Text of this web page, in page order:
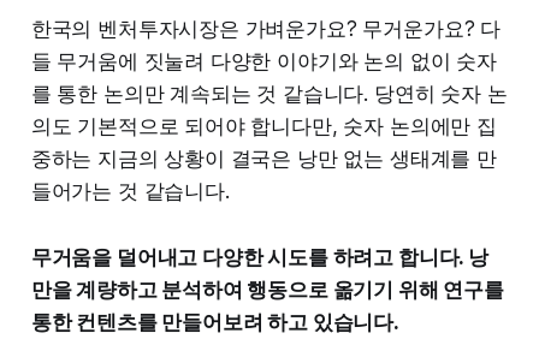
한국의 벤처투자시장은 가벼운가요? 무거운가요? 다
들 무거움에 짓눌려 다양한 이야기와 논의 없이 숫자
를 통한 논의만 계속되는 것 같습니다. 당연히 숫자 논
의도 기본적으로 되어야 합니다만, 숫자 논의에만 집
중하는 지금의 상황이 결국은 낭만 없는 생태계를 만
들어가는 것 같습니다.
무거움을 덜어내고 다양한 시도를 하려고 합니다. 낭
만을 계량하고 분석하여 행동으로 옮기기 위해 연구를
통한 컨텐츠를 만들어보려 하고 있습니다.